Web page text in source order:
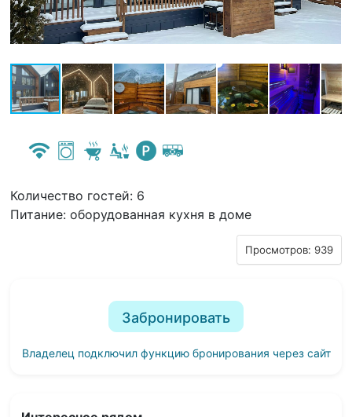
Количество гостей: 6
Питание: оборудованная кухня в доме
Просмотров: 939
Забронировать
Владелец подключил функцию бронирования через сайт